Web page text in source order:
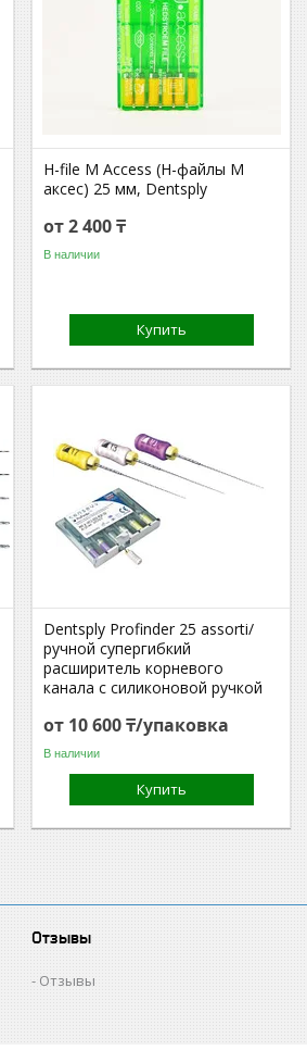
H-file M Access (Н-файлы М
аксес) 25 мм, Dentsply
от 2 400 ₸
В наличии
Купить
Dentsply Profinder 25 assorti/
ручной супергибкий
расширитель корневого
канала c силиконовой ручкой
от 10 600 ₸/упаковка
В наличии
Купить
Отзывы
Отзывы